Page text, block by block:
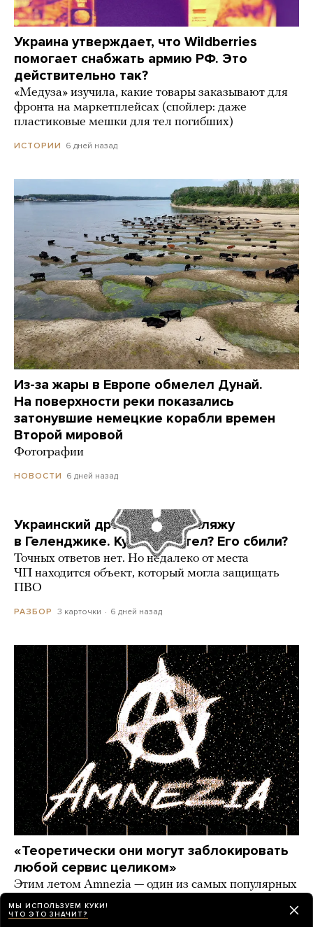
Украина утверждает, что Wildberries
помогает снабжать армию РФ. Это
действительно так?
«Медуза» изучила, какие товары заказывают для
фронта на маркетплейсах (спойлер: даже
пластиковые мешки для тел погибших)
ИСТОРИИ 6 дней назад
Из-за жары в Европе обмелел Дунай.
На поверхности реки показались
затонувшие немецкие корабли времен
Второй мировой
Фотографии
НОВОСТИ 6 дней назад
Украинский дрон попал по пляжу
в Геленджике. Куда он летел? Его сбили?
Точных ответов нет. Но недалеко от места
ЧП находится объект, который могла защищать
ПВО
РАЗБОР 3 карточки 6 дней назад
«Теоретически они могут заблокировать
любой сервис целиком»
Этим летом Amnezia — один из самых популярных
атаку, которая длилась полтора месяца. Интервью
МЫ ИСПОЛЬЗУЕМ КУКИ!
ЧТО ЭТО ЗНАЧИТ?